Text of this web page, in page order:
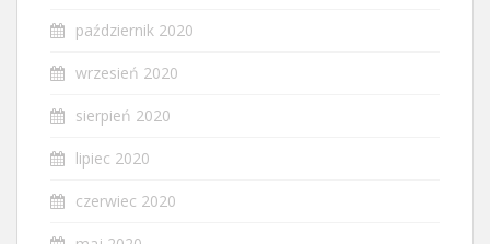
październik 2020
wrzesień 2020
sierpień 2020
lipiec 2020
czerwiec 2020